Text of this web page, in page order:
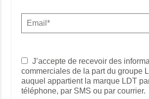
J’accepte de recevoir des
commerciales de la part du groupe
auquel appartient la marque LDT
téléphone, par SMS ou par courrier.